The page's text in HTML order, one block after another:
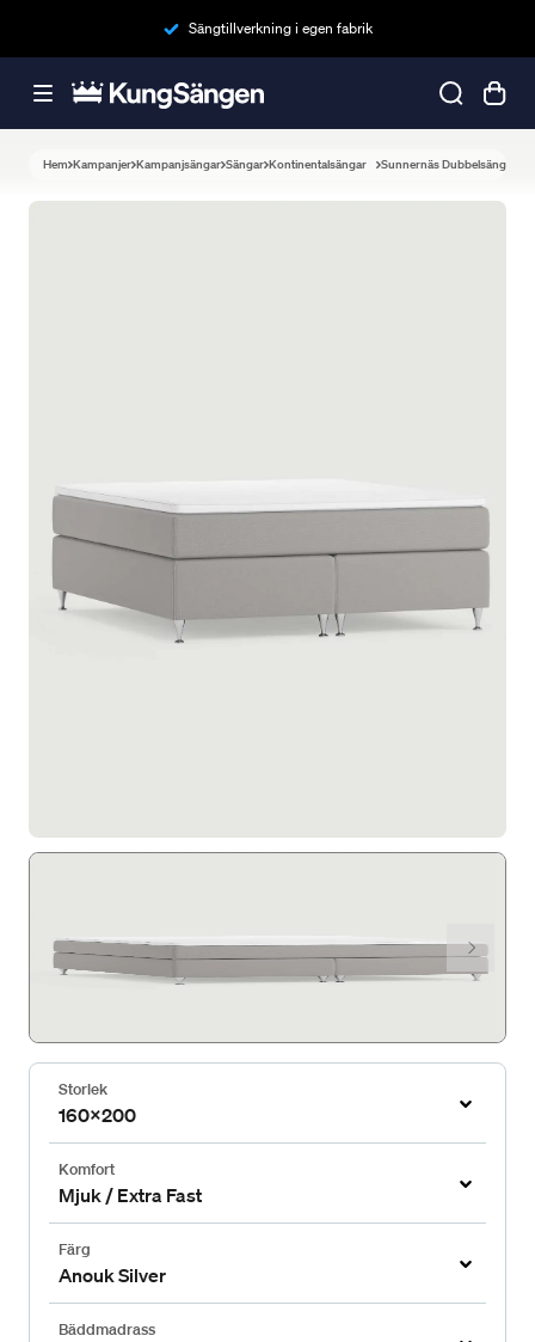
Sängtillverkning i egen fabrik
Hem Kampanjer Kampanjsängar Sängar Kontinentalsängar Sunnernäs Dubbelsäng
Storlek
160x200
Komfort
Mjuk / Extra Fast
Färg
Anouk Silver
Bäddmadrass